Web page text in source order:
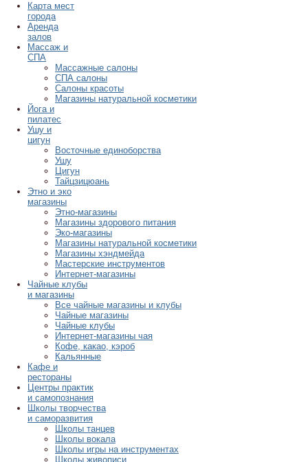
Карта мест
города
Аренда
залов
Массаж и
СПА
Массажные салоны
СПА салоны
Салоны красоты
Магазины натуральной косметики
Йога и
пилатес
Ушу и
цигун
Восточные единоборства
Ушу
Цигун
Тайцзицюань
Этно и эко
магазины
Этно-магазины
Магазины здорового питания
Эко-магазины
Магазины натуральной косметики
Магазины хэндмейда
Мастерские инструментов
Интернет-магазины
Чайные клубы
и магазины
Все чайные магазины и клубы
Чайные магазины
Чайные клубы
Интернет-магазины чая
Кофе, какао, кэроб
Кальянные
Кафе и
рестораны
Центры практик
и самопознания
Школы творчества
и саморазвития
Школы танцев
Школы вокала
Школы игры на инструментах
Школы живописи